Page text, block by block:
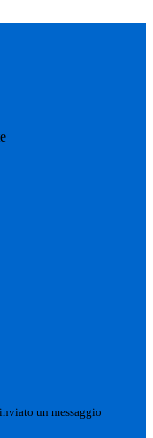
un messaggio